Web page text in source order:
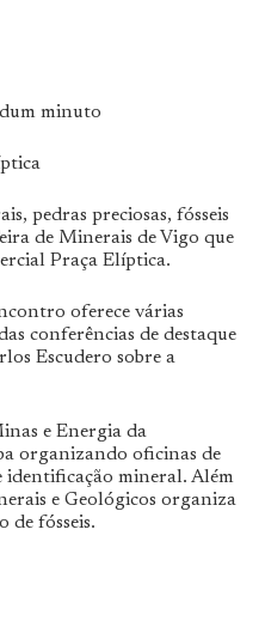
minuto
pedras preciosas, fósseis
de Minerais de Vigo que
Praça Elíptica.
oferece várias
conferências de destaque
Escudero sobre a
e Energia da
organizando oficinas de
mineral. Além
e Geológicos organiza
de fósseis.